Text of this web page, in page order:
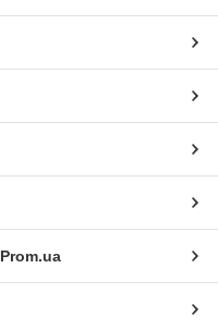
Prom.ua